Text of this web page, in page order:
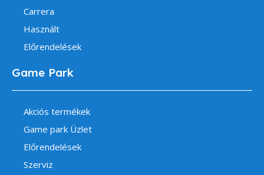
Carrera
Használt
Előrendelések
Game Park
Akciós termékek
Game park Üzlet
Előrendelések
Szerviz